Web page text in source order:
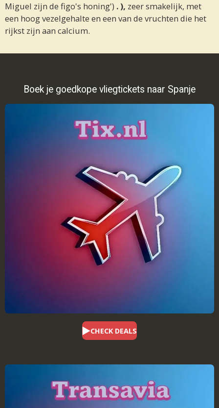
Miguel zijn de figo's honing') . ), zeer smakelijk, met
een hoog vezelgehalte en een van de vruchten die het
rijkst zijn aan calcium.
Boek je goedkope vliegtickets naar Spanje
CHECK DEALS